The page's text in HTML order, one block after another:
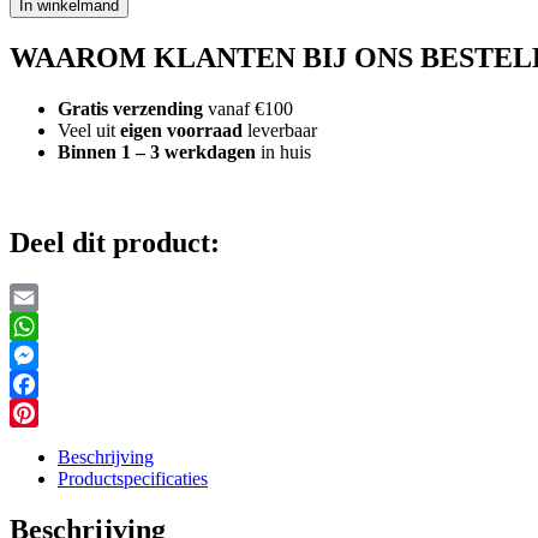
Boos
Knuffel
In winkelmand
WAAROM KLANTEN BIJ ONS
Gratis verzending vanaf €100
Veel uit eigen voorraad leverbaar
Binnen 1 – 3 werkdagen in huis
Deel dit product:
Email
WhatsApp
Messenger
Facebook
Beschrijving
Productspecificaties
Beschrijving